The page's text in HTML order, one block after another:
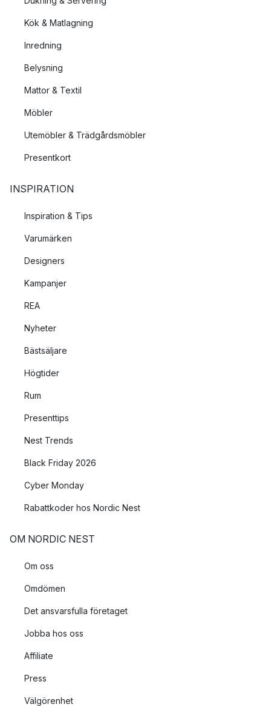
Kök & Matlagning
Inredning
Belysning
Mattor & Textil
Möbler
Utemöbler & Trädgårdsmöbler
Presentkort
INSPIRATION
Inspiration & Tips
Varumärken
Designers
Kampanjer
REA
Nyheter
Bästsäljare
Högtider
Rum
Presenttips
Nest Trends
Black Friday 2026
Cyber Monday
Rabattkoder hos Nordic Nest
OM NORDIC NEST
Om oss
Omdömen
Det ansvarsfulla företaget
Jobba hos oss
Affiliate
Press
Välgörenhet